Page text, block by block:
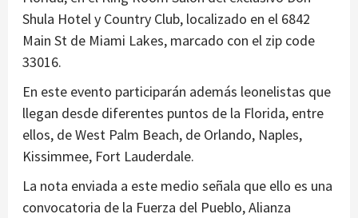
Shula Hotel y Country Club, localizado en el 6842
Main St de Miami Lakes, marcado con el zip code
33016.
En este evento participarán además leonelistas que
llegan desde diferentes puntos de la Florida, entre
ellos, de West Palm Beach, de Orlando, Naples,
Kissimmee, Fort Lauderdale.
La nota enviada a este medio señala que ello es una
convocatoria de la Fuerza del Pueblo, Alianza